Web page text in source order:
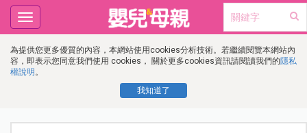
為提供您更多優質的內容，本網站使用cookies分析技術。若繼續閱覽本網站內
容，即表示您同意我們使用 cookies， 關於更多cookies資訊請閱讀我們的隱私
權說明 。
我知道了
Toggle
navigation